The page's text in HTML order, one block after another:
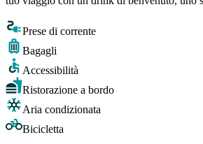
Prese di corrente
Bagagli
Accessibilità
Ristorazione a bordo
Aria condizionata
Bicicletta